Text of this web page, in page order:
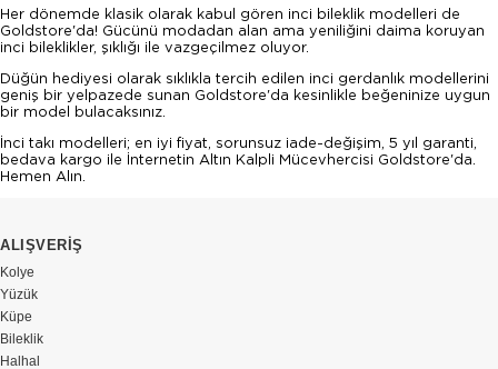
Her dönemde klasik olarak kabul gören inci bileklik modelleri de
Goldstore'da! Gücünü modadan alan ama yeniliğini daima koruyan
inci bileklikler, şıklığı ile vazgeçilmez oluyor.
Düğün hediyesi olarak sıklıkla tercih edilen inci gerdanlık modellerini
geniş bir yelpazede sunan Goldstore'da kesinlikle beğeninize uygun
bir model bulacaksınız.
İnci takı modelleri; en iyi fiyat, sorunsuz iade-değişim, 5 yıl garanti,
bedava kargo ile İnternetin Altın Kalpli Mücevhercisi Goldstore'da.
Hemen Alın.
ALIŞVERİŞ
Kolye
Yüzük
Küpe
Bileklik
Halhal